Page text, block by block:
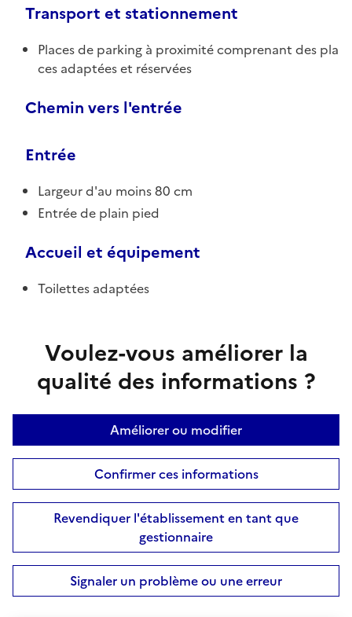
Transport et stationnement
Places de parking à proximité comprenant des pla
ces adaptées et réservées
Chemin vers l'entrée
Entrée
Largeur d'au moins 80 cm
Entrée de plain pied
Accueil et équipement
Toilettes adaptées
Voulez-vous améliorer la
qualité des informations ?
Améliorer ou modifier
Confirmer ces informations
Revendiquer l'établissement en tant que
gestionnaire
Signaler un problème ou une erreur